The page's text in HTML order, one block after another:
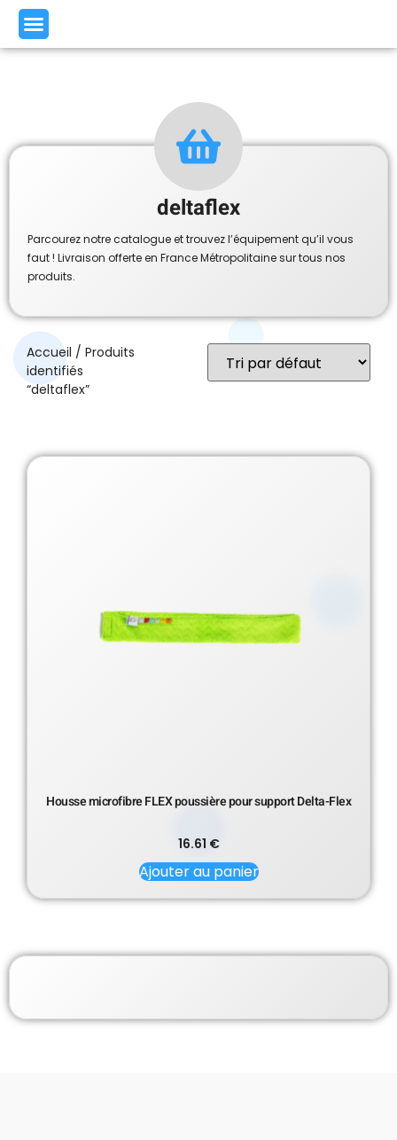
deltaflex
Parcourez notre catalogue et trouvez l’équipement qu’il vous
faut ! Livraison offerte en France Métropolitaine sur tous nos
produits.
Accueil / Produits
identifiés
“deltaflex”
Housse microfibre FLEX poussière pour support Delta-Flex
16.61 €
Ajouter au panier